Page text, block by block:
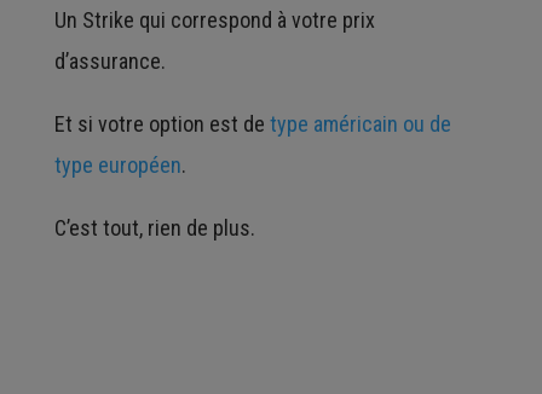
Un Strike qui correspond à votre prix
d’assurance.
Et si votre option est de type américain ou de
type européen.
C’est tout, rien de plus.